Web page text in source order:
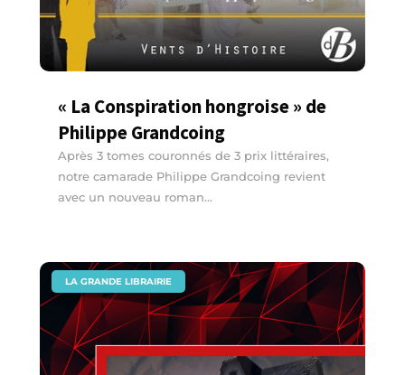
« La Conspiration hongroise » de
Philippe Grandcoing
Après 3 tomes couronnés de 3 prix littéraires,
notre camarade Philippe Grandcoing revient
avec un nouveau roman...
LA GRANDE LIBRAIRIE